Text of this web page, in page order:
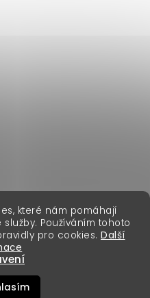
které nám pomáhají
Používáním tohoto
pro cookies. Další
. Všechna práva vyhrazena.